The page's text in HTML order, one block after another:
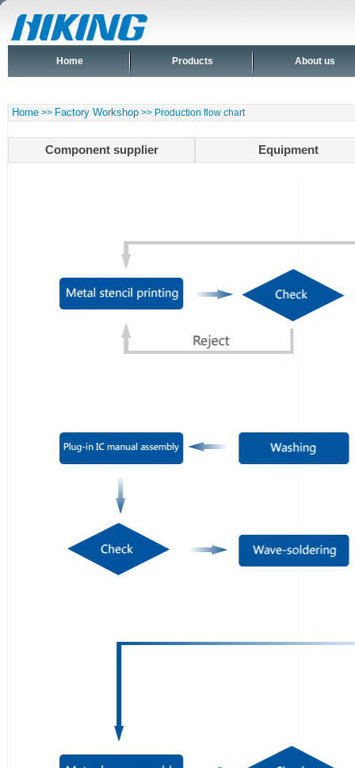
Home Products About us
Home >> Factory Workshop >> Production flow chart
Component supplier Equipment